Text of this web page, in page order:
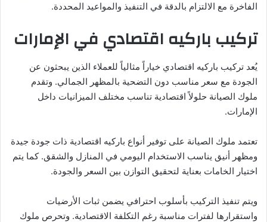
الفاخرة مع الالتزام بالدقة في التنفيذ والمواعيد المحددة.
تركيب باركيه اقتصادي في الإمارات
يُعد تركيب باركيه اقتصادي خياراً مثالياً للعملاء الذين يبحثون عن
الجودة مع سعر مناسب دون التضحية بالمظهر الجمالي. وتقدم
ملوك الصيانة حلولاً اقتصادية تناسب مختلف الميزانيات داخل
الإمارات.
تعتمد ملوك الصيانة على توفير أنواع باركيه اقتصادية ذات جودة جيدة
ومظهر أنيق يناسب الاستخدام اليومي في المنازل والشقق. كما يتم
اختيار الخامات بعناية لتحقيق التوازن بين السعر والجودة.
ويتم تنفيذ التركيب بأسلوب احترافي يضمن ثبات الأرضيات
واستقرارها لفترات مناسبة رغم التكلفة الاقتصادية. وتحرص ملوك